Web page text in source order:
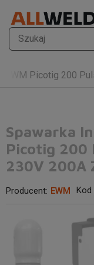
EWM Picotig 200
Spawarka
Picotig 200
230V 200A
Producent: EWM Kod